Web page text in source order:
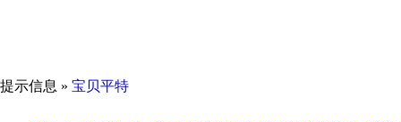
提示信息 » 宝贝平特